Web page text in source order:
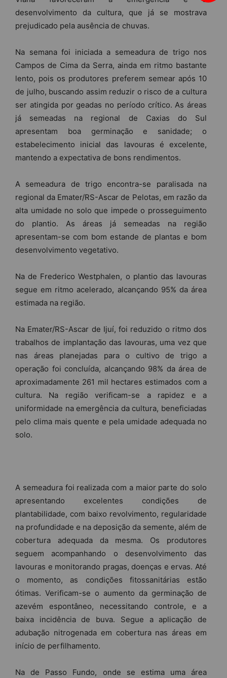
desenvolvimento da cultura, que já se mostrava
prejudicado pela ausência de chuvas.
Na semana foi iniciada a semeadura de trigo nos
Campos de Cima da Serra, ainda em ritmo bastante
lento, pois os produtores preferem semear após 10
de julho, buscando assim reduzir o risco de a cultura
ser atingida por geadas no período crítico. As áreas
já semeadas na regional de Caxias do Sul
apresentam boa germinação e sanidade; o
estabelecimento inicial das lavouras é excelente,
mantendo a expectativa de bons rendimentos.
A semeadura de trigo encontra-se paralisada na
regional da Emater/RS-Ascar de Pelotas, em razão da
alta umidade no solo que impede o prosseguimento
do plantio. As áreas já semeadas na região
apresentam-se com bom estande de plantas e bom
desenvolvimento vegetativo.
Na de Frederico Westphalen, o plantio das lavouras
segue em ritmo acelerado, alcançando 95% da área
estimada na região.
Na Emater/RS-Ascar de Ijuí, foi reduzido o ritmo dos
trabalhos de implantação das lavouras, uma vez que
nas áreas planejadas para o cultivo de trigo a
operação foi concluída, alcançando 98% da área de
aproximadamente 261 mil hectares estimados com a
cultura. Na região verificam-se a rapidez e a
uniformidade na emergência da cultura, beneficiadas
pelo clima mais quente e pela umidade adequada no
solo.
A semeadura foi realizada com a maior parte do solo
apresentando excelentes condições de
plantabilidade, com baixo revolvimento, regularidade
na profundidade e na deposição da semente, além de
cobertura adequada da mesma. Os produtores
seguem acompanhando o desenvolvimento das
lavouras e monitorando pragas, doenças e ervas. Até
o momento, as condições fitossanitárias estão
ótimas. Verificam-se o aumento da germinação de
azevém espontâneo, necessitando controle, e a
baixa incidência de buva. Segue a aplicação de
adubação nitrogenada em cobertura nas áreas em
início de perfilhamento.
Na de Passo Fundo, onde se estima uma área